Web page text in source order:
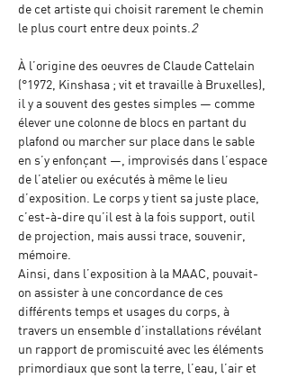
de cet artiste qui choisit rarement le chemin
le plus court entre deux points. 2
À l’origine des oeuvres de Claude Cattelain
(°1972, Kinshasa ; vit et travaille à Bruxelles),
il y a souvent des gestes simples — comme
élever une colonne de blocs en partant du
plafond ou marcher sur place dans le sable
en s’y enfonçant —, improvisés dans l’espace
de l’atelier ou exécutés à même le lieu
d’exposition. Le corps y tient sa juste place,
c’est-à-dire qu’il est à la fois support, outil
de projection, mais aussi trace, souvenir,
mémoire.
Ainsi, dans l’exposition à la MAAC, pouvait-
on assister à une concordance de ces
différents temps et usages du corps, à
travers un ensemble d’installations révélant
un rapport de promiscuité avec les éléments
primordiaux que sont la terre, l’eau, l’air et